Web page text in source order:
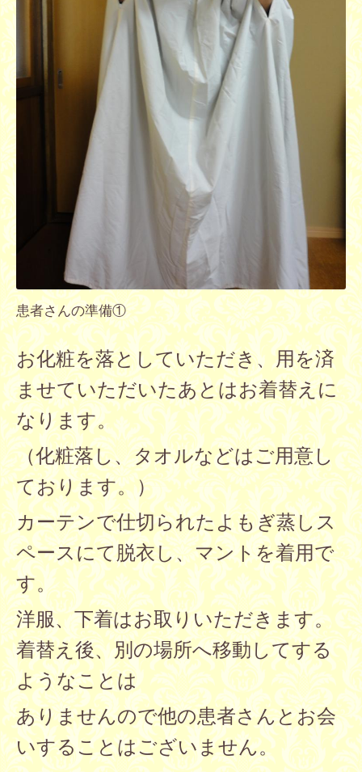
患者さんの準備①
お化粧を落としていただき、用を済
ませていただいたあとはお着替えに
なります。
（化粧落し、タオルなどはご用意し
ております。）
カーテンで仕切られたよもぎ蒸しス
ペースにて脱衣し、マントを着用で
す。
洋服、下着はお取りいただきます。
着替え後、別の場所へ移動してする
ようなことは
ありませんので他の患者さんとお会
いすることはございません。